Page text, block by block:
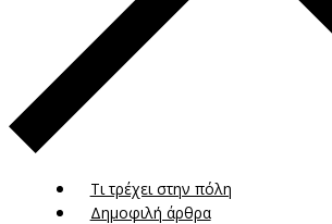
Τι τρέχει στην πόλη
Δημοφιλή άρθρα